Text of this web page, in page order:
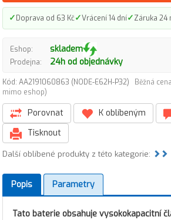
✓Doprava od 63 Kč✓Vrácení 14 dní✓Záruka 24
Eshop: skladem
Prodejna: 24h od objednávky
Kód: AA2191060863 (NODE-E62H-P32)
Běžná
mimo eshop)
Porovnat K oblíbeným
Tisknout
Další oblíbené produkty z této kategorie:
Popis Parametry
Tato baterie obsahuje vysokokapacitní